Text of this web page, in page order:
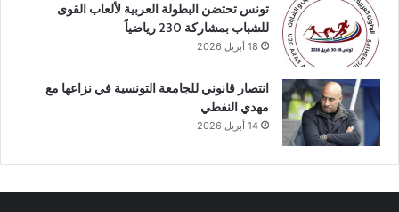
تونس تحتضن البطولة العربية لألعاب القوى
للشباب بمشاركة 230 رياضياً
18 أبريل 2026
انتصار قانوني للجامعة التونسية في نزاعها مع
مهدي النفطي
14 أبريل 2026